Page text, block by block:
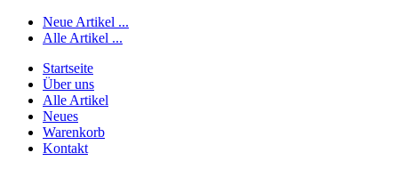
Neue Artikel ...
Alle Artikel ...
Startseite
Über uns
Alle Artikel
Neues
Warenkorb
Kontakt